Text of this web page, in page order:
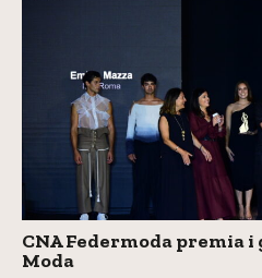
CNA Federmoda premia
Moda